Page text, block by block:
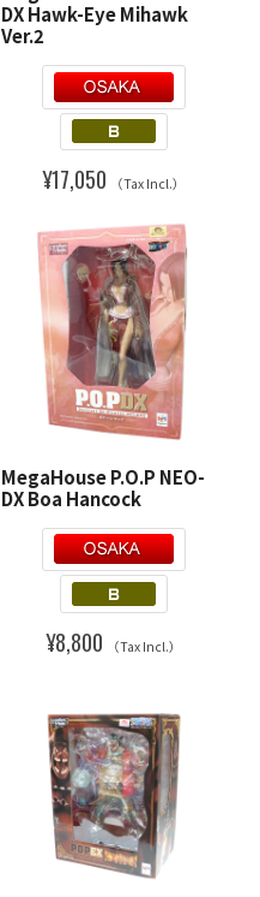
DX Hawk-Eye Mihawk
Ver.2
¥17,050 （Tax Incl.）
MegaHouse P.O.P NEO-
DX Boa Hancock
¥8,800 （Tax Incl.）